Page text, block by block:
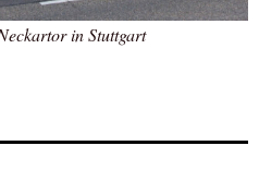
in Stuttgart